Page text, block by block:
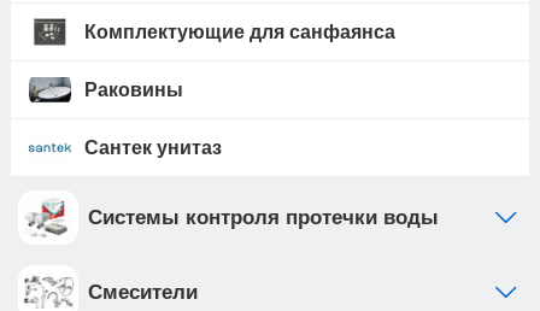
Комплектующие для санфаянса
Раковины
Сантек унитаз
Системы контроля протечки воды
Смесители